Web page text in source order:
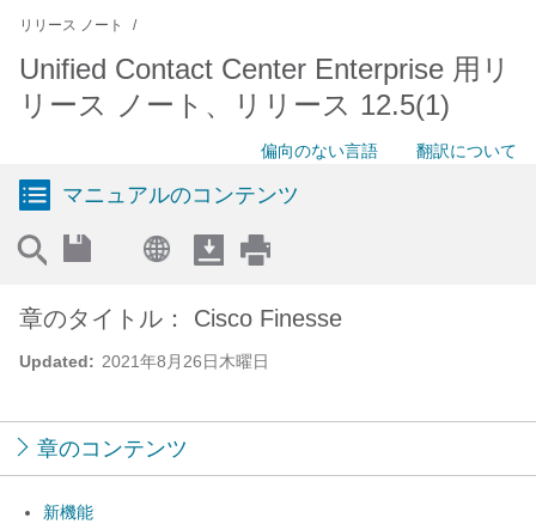
リリース ノート
Unified Contact Center Enterprise 用リ
リース ノート、リリース 12.5(1)
偏向のない言語 翻訳について
マニュアルのコンテンツ
Updated: 2021年8月26日木曜日
章のタイトル： Cisco Finesse
章のコンテンツ
新機能